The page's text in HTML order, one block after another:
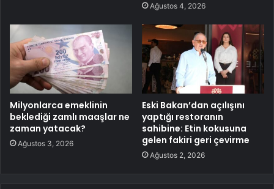
Ağustos 4, 2026
Milyonlarca emeklinin
beklediği zamlı maaşlar ne
zaman yatacak?
Ağustos 3, 2026
Eski Bakan’dan açılışını
yaptığı restoranın
sahibine: Etin kokusuna
gelen fakiri geri çevirme
Ağustos 2, 2026